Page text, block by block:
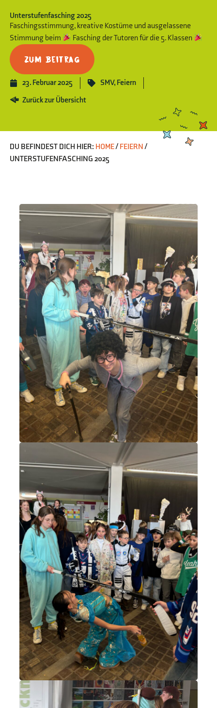
Unterstufenfasching 2025
Faschingsstimmung, kreative Kostüme und ausgelassene
Stimmung beim
Fasching der Tutoren für die 5. Klassen
Zum Beitrag
23. Februar 2025 SMV, Feiern
Zurück zur Übersicht
DU BEFINDEST DICH HIER: HOME/ FEIERN/
UNTERSTUFENFASCHING 2025